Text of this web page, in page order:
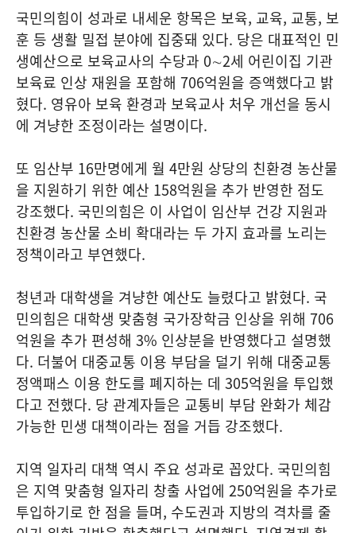
국민의힘이 성과로 내세운 항목은 보육, 교육, 교통, 보
훈 등 생활 밀접 분야에 집중돼 있다. 당은 대표적인 민
생예산으로 보육교사의 수당과 0∼2세 어린이집 기관
보육료 인상 재원을 포함해 706억원을 증액했다고 밝
혔다. 영유아 보육 환경과 보육교사 처우 개선을 동시
에 겨냥한 조정이라는 설명이다.
또 임산부 16만명에게 월 4만원 상당의 친환경 농산물
을 지원하기 위한 예산 158억원을 추가 반영한 점도
강조했다. 국민의힘은 이 사업이 임산부 건강 지원과
친환경 농산물 소비 확대라는 두 가지 효과를 노리는
정책이라고 부연했다.
청년과 대학생을 겨냥한 예산도 늘렸다고 밝혔다. 국
민의힘은 대학생 맞춤형 국가장학금 인상을 위해 706
억원을 추가 편성해 3% 인상분을 반영했다고 설명했
다. 더불어 대중교통 이용 부담을 덜기 위해 대중교통
정액패스 이용 한도를 폐지하는 데 305억원을 투입했
다고 전했다. 당 관계자들은 교통비 부담 완화가 체감
가능한 민생 대책이라는 점을 거듭 강조했다.
지역 일자리 대책 역시 주요 성과로 꼽았다. 국민의힘
은 지역 맞춤형 일자리 창출 사업에 250억원을 추가로
투입하기로 한 점을 들며, 수도권과 지방의 격차를 줄